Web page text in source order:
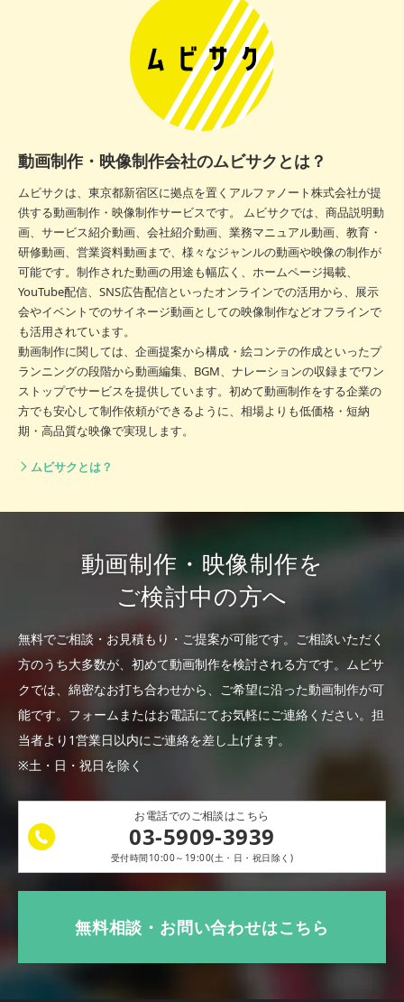
動画制作・映像制作会社のムビサクとは？
ムビサクは、東京都新宿区に拠点を置くアルファノート株式会社が提
供する動画制作・映像制作サービスです。 ムビサクでは、商品説明動
画、サービス紹介動画、会社紹介動画、業務マニュアル動画、教育・
研修動画、営業資料動画まで、様々なジャンルの動画や映像の制作が
可能です。制作された動画の用途も幅広く、ホームページ掲載、
YouTube配信、SNS広告配信といったオンラインでの活用から、展示
会やイベントでのサイネージ動画としての映像制作などオフラインで
も活用されています。
動画制作に関しては、企画提案から構成・絵コンテの作成といったプ
ランニングの段階から動画編集、BGM、ナレーションの収録までワン
ストップでサービスを提供しています。初めて動画制作をする企業の
方でも安心して制作依頼ができるように、相場よりも低価格・短納
期・高品質な映像で実現します。
ムビサクとは？
動画制作・映像制作を
ご検討中の方へ
無料でご相談・お見積もり・ご提案が可能です。 ご相談いただく
方のうち大多数が、初めて動画制作を検討される方です。 ムビサ
クでは、綿密なお打ち合わせから、ご希望に沿った動画制作が可
能です。 フォームまたはお電話にてお気軽にご連絡ください。 担
当者より1営業日以内にご連絡を差し上げます。
※土・日・祝日を除く
お電話でのご相談はこちら
03-5909-3939
受付時間10:00～19:00(土・日・祝日除く)
無料相談・お問い合わせはこちら